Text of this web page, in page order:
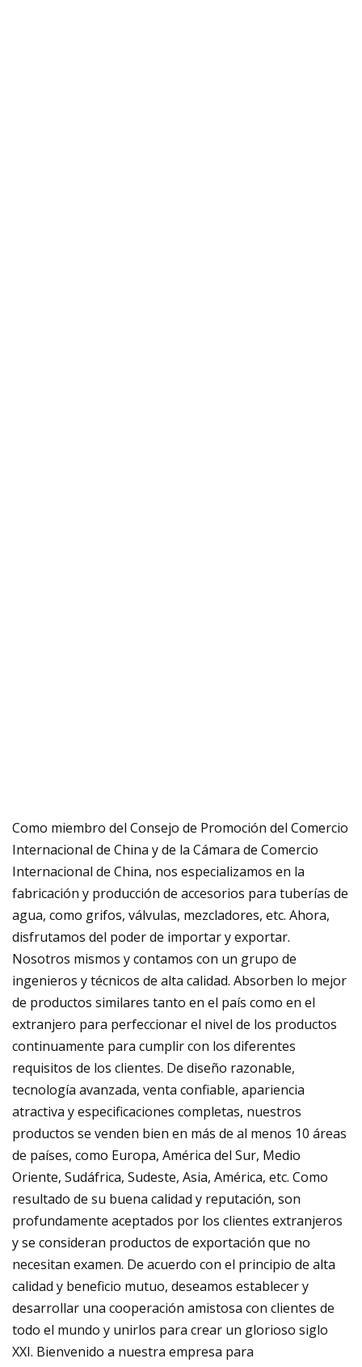
Como miembro del Consejo de Promoción del Comercio
Internacional de China y de la Cámara de Comercio
Internacional de China, nos especializamos en la
fabricación y producción de accesorios para tuberías de
agua, como grifos, válvulas, mezcladores, etc. Ahora,
disfrutamos del poder de importar y exportar.
Nosotros mismos y contamos con un grupo de
ingenieros y técnicos de alta calidad. Absorben lo mejor
de productos similares tanto en el país como en el
extranjero para perfeccionar el nivel de los productos
continuamente para cumplir con los diferentes
requisitos de los clientes. De diseño razonable,
tecnología avanzada, venta confiable, apariencia
atractiva y especificaciones completas, nuestros
productos se venden bien en más de al menos 10 áreas
de países, como Europa, América del Sur, Medio
Oriente, Sudáfrica, Sudeste, Asia, América, etc. Como
resultado de su buena calidad y reputación, son
profundamente aceptados por los clientes extranjeros
y se consideran productos de exportación que no
necesitan examen. De acuerdo con el principio de alta
calidad y beneficio mutuo, deseamos establecer y
desarrollar una cooperación amistosa con clientes de
todo el mundo y unirlos para crear un glorioso siglo
XXI. Bienvenido a nuestra empresa para